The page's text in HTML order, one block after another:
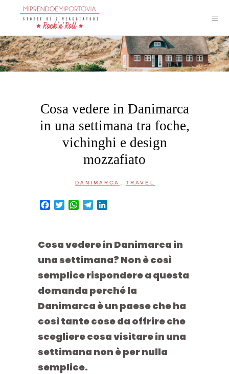
Cosa vedere in Danimarca
in una settimana tra foche,
vichinghi e design
mozzafiato
DANIMARCA , TRAVEL
Facebook
TwitterWhatsApp
Telegram
Cosa vedere in Danimarca in
una settimana? Non è così
semplice rispondere a questa
domanda perché la
Danimarca è un paese che ha
così tante cose da offrire che
scegliere cosa visitare in una
settimana non è per nulla
semplice.